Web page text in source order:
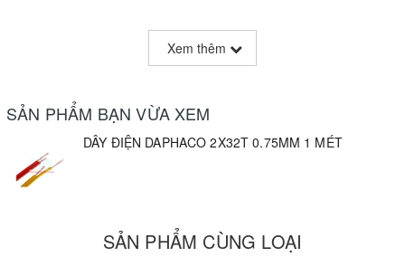
Xem thêm
SẢN PHẨM BẠN VỪA XEM
DÂY ĐIỆN DAPHACO 2X32T 0.75MM 1 MÉT
SẢN PHẨM CÙNG LOẠI